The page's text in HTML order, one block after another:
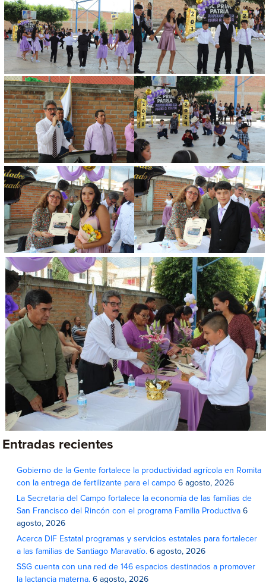
Entradas recientes
Gobierno de la Gente fortalece la productividad agrícola en Romita
con la entrega de fertilizante para el campo 6 agosto, 2026
La Secretaria del Campo fortalece la economía de las familias de
San Francisco del Rincón con el programa Familia Productiva 6
agosto, 2026
Acerca DIF Estatal programas y servicios estatales para fortalecer
a las familias de Santiago Maravatío. 6 agosto, 2026
SSG cuenta con una red de 146 espacios destinados a promover
la lactancia materna. 6 agosto, 2026